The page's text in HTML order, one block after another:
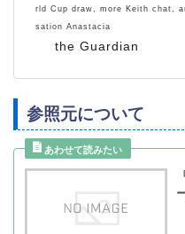
the Guardian
rld Cup draw, more Keith chat,
sation Anastacia
参照元について